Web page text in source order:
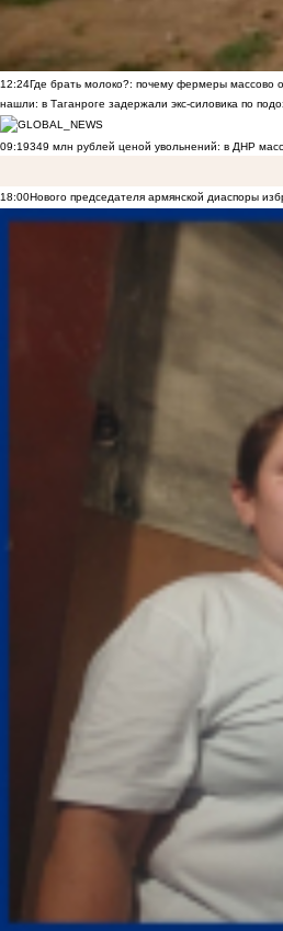
12:24Где брать молоко?: почему фермеры массово
нашли: в Таганроге задержали экс-силовика по
09:19349 млн рублей ценой увольнений: в ДНР
18:00Нового председателя армянской диаспоры